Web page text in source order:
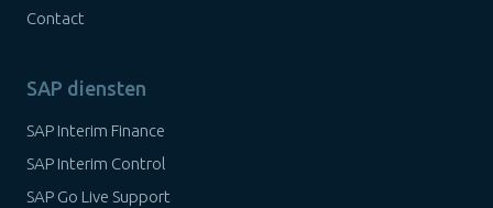
Contact
SAP diensten
SAP Interim Finance
SAP Interim Control
SAP Go Live Support